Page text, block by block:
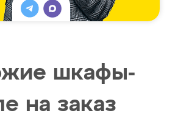
шкафы-
на заказ